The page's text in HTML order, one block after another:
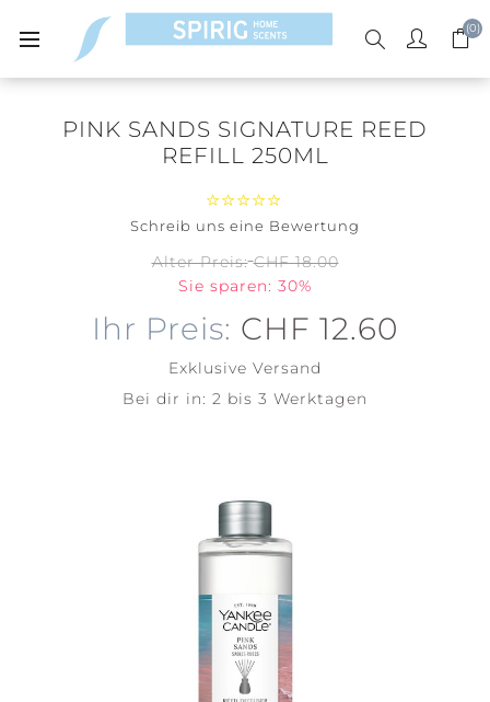
(0)
PINK SANDS SIGNATURE REED
REFILL 250ML
Schreib uns eine Bewertung
Alter Preis: CHF 18.00
Sie sparen: 30%
Ihr Preis: CHF 12.60
Exklusive Versand
Bei dir in: 2 bis 3 Werktagen